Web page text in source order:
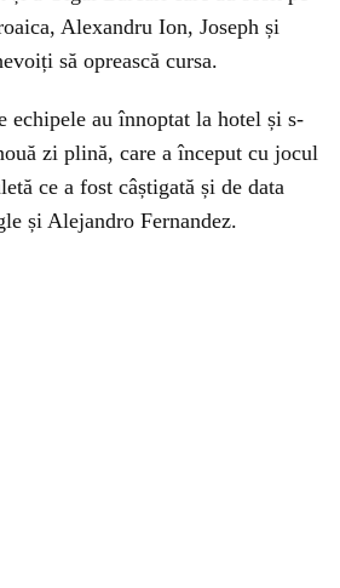
Alexandru Ion, Joseph și
să oprească cursa.
echipele au înnoptat la hotel și s-
zi plină, care a început cu jocul
ce a fost câștigată și de data
și Alejandro Fernandez.